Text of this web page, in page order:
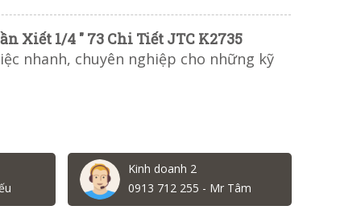
Xiết 1/4 " 73 Chi Tiết JTC K2735
nhanh, chuyên nghiệp cho những kỹ
Kinh doanh 2
0913 712 255 - Mr Tâm